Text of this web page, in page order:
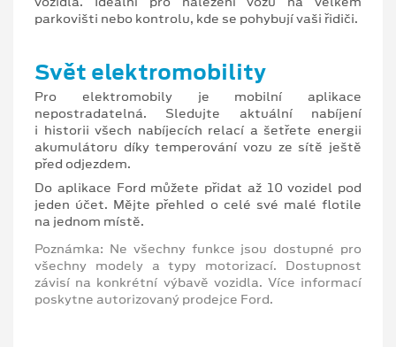
parkovišti nebo kontrolu, kde se pohybují vaši řidiči.
Svět elektromobility
Pro elektromobily je mobilní aplikace
nepostradatelná. Sledujte aktuální nabíjení
i historii všech nabíjecích relací a šetřete energii
akumulátoru díky temperování vozu ze sítě ještě
před odjezdem.
Do aplikace Ford můžete přidat až 10 vozidel pod
jeden účet. Mějte přehled o celé své malé flotile
na jednom místě.
Poznámka: Ne všechny funkce jsou dostupné pro
všechny modely a typy motorizací. Dostupnost
závisí na konkrétní výbavě vozidla. Více informací
poskytne autorizovaný prodejce Ford.